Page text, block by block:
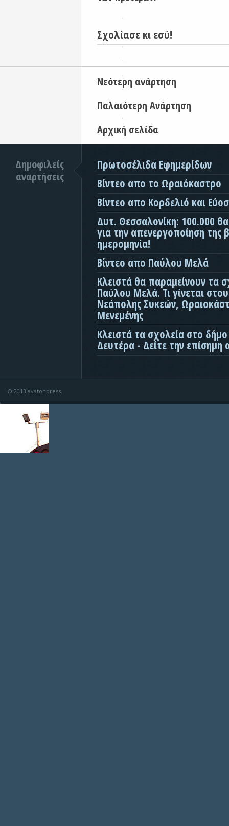
Σχολίασε κι εσύ!
Νεότερη ανάρτηση
Παλαιότερη Ανάρτηση
Αρχική σελίδα
Δημοφιλείς
αναρτήσεις
Πρωτοσέλιδα Εφημερίδων
Βίντεο απο το Ωραιόκαστρο
Βίντεο απο Κορδελιό και
Δυτ. Θεσσαλονίκη: 100.000
για την απενεργοποίηση της
ημερομηνία!
Βίντεο απο Παύλου Μελά
Κλειστά θα παραμείνουν τα
Παύλου Μελά. Τι γίνεται
Νεάπολης Συκεών,
Μενεμένης
Κλειστά τα σχολεία στο
Δευτέρα - Δείτε την επίσημη
© 2013 avatonpress.